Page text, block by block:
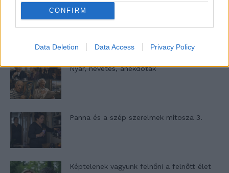
CONFIRM
Data Deletion Data Access Privacy Policy
A világ legismertebb ruhái
Nyár, nevetés, anekdoták
Panna és a szép szerelmek mítosza 3.
Képtelenek vagyunk felnőni a felnőtt élet